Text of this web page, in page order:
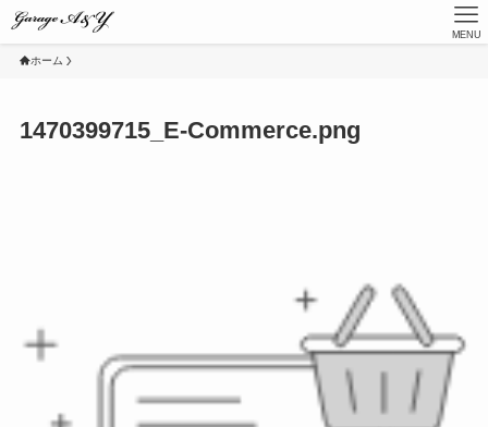
MENU
ホーム
1470399715_E-Commerce.png